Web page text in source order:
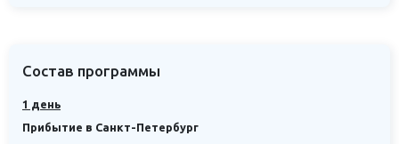
Состав программы
1 день
Прибытие в Санкт-Петербург